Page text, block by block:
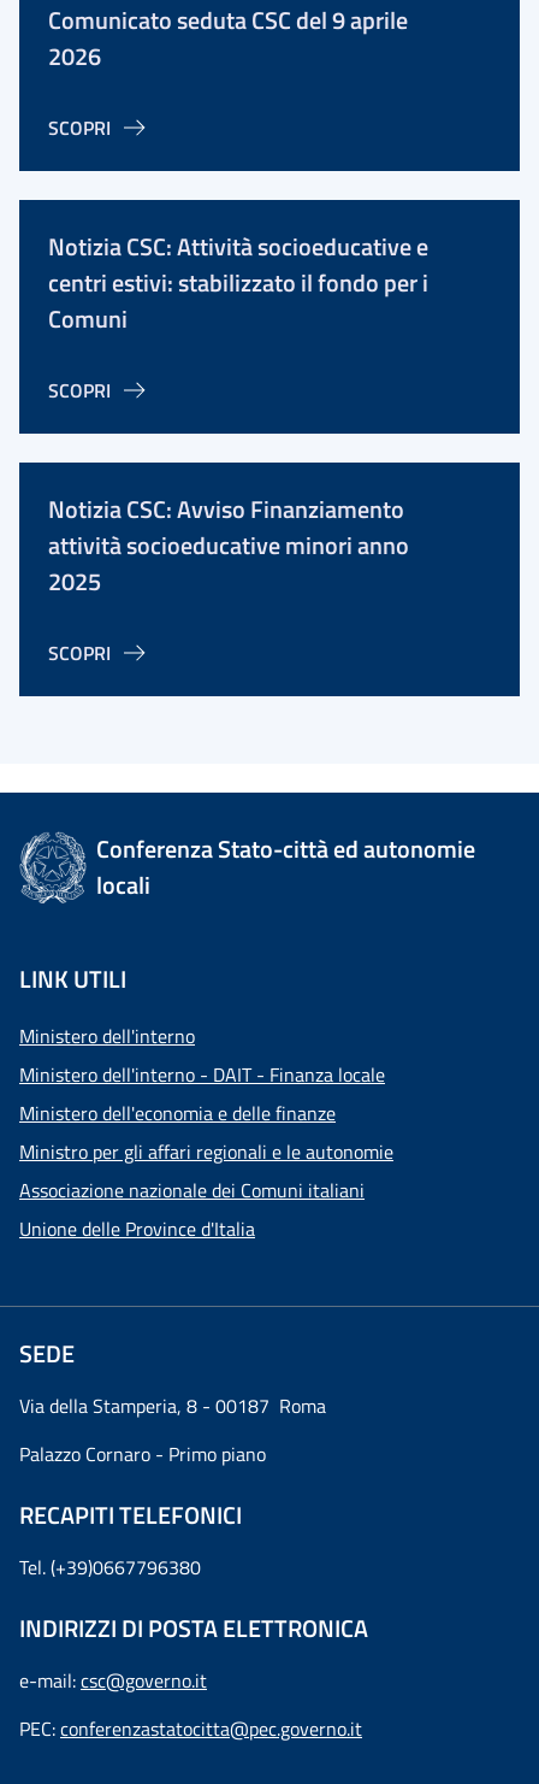
Comunicato seduta CSC del 9 aprile
2026
SCOPRI
Notizia CSC: Attività socioeducative e
centri estivi: stabilizzato il fondo per i
Comuni
SCOPRI
Notizia CSC: Avviso Finanziamento
attività socioeducative minori anno
2025
SCOPRI
Conferenza Stato-città ed autonomie
locali
LINK UTILI
Ministero dell'interno
Ministero dell'interno - DAIT - Finanza locale
Ministero dell'economia e delle finanze
Ministro per gli affari regionali e le autonomie
Associazione nazionale dei Comuni italiani
Unione delle Province d'Italia
SEDE
Via della Stamperia, 8 - 00187 Roma
Palazzo Cornaro - Primo piano
RECAPITI TELEFONICI
Tel. (+39)0667796380
INDIRIZZI DI POSTA ELETTRONICA
e-mail:csc@governo.it
PEC:conferenzastatocitta@pec.governo.it